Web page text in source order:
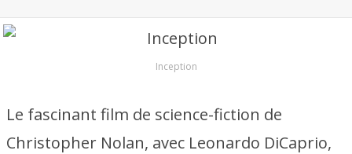
Inception
Le fascinant film de science-fiction de
Christopher Nolan, avec Leonardo DiCaprio,